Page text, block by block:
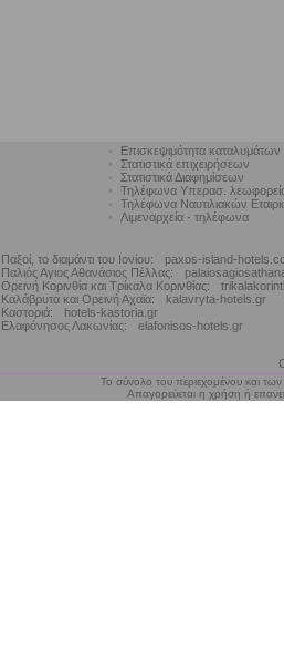
Επισκεψιμότητα καταλυμάτων
Στατιστικά επιχειρήσεων
Στατιστικά Διαφημίσεων
Τηλέφωνα Υπερασ.
Τηλέφωνα Ναυτιλιακών
Λιμεναρχεία - τηλέφωνα
Παξοί, το διαμάντι του Ιονίου:
paxos-island-
Παλιός Αγιος Αθανάσιος Πέλλας:
Ορεινή Κορινθία και Τρίκαλα Κορινθίας:
Καλάβρυτα και Ορεινή Αχαϊα:
kalavryta-hotels.gr
Καστοριά:
hotels-kastoria.gr
Ελαφόνησος Λακωνίας:
elafonisos-hotels.gr
Το σύνολο του περιεχομένου και
Απαγορεύεται η χρήση ή